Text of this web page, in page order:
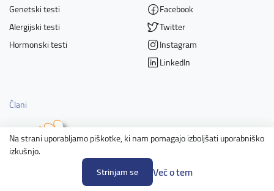
Na strani uporabljamo piškotke, ki nam pomagajo izboljšati uporabniško
izkušnjo.
Strinjam se
Več o tem
Genetski testi
Alergijski testi
Hormonski testi
Facebook
Twitter
Instagram
LinkedIn
Člani